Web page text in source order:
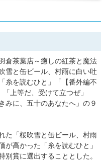
倉茶葉店～癒しの紅茶と魔法
雪と缶ビール、村雨に白い吐
糸を読むひと」「【番外編不
上等だ、受けて立つぜ」
みに、五十のあなたへ」の９
た「桜吹雪と缶ビール、村雨
が高かった「糸を読むひと」
別賞に選出することとした。